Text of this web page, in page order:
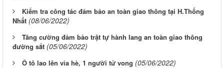
Kiểm tra công tác đảm bảo an toàn giao thông tại H.Thống
Nhất (08/06/2022)
Tăng cường đảm bảo trật tự hành lang an toàn giao thông
đường sắt (05/06/2022)
Ô tô lao lên vỉa hè, 1 người tử vong (05/06/2022)